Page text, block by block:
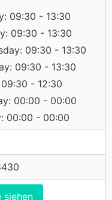
09:30 - 13:30
09:30 - 13:30
09:30 - 13:30
09:30 - 13:30
- 12:30
00:00 - 00:00
00:00 - 00:00
siehen